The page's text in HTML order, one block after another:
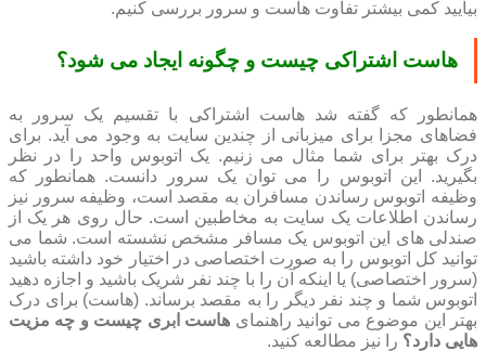
بیایید کمی بیشتر تفاوت هاست و سرور بررسی کنیم.
هاست اشتراکی چیست و چگونه ایجاد می شود؟
همانطور که گفته شد هاست اشتراکی با تقسیم یک سرور به
فضاهای مجزا برای میزبانی از چندین سایت به وجود می آید. برای
درک بهتر برای شما مثال می زنیم. یک اتوبوس واحد را در نظر
بگیرید. این اتوبوس را می توان یک سرور دانست. همانطور که
وظیفه اتوبوس رساندن مسافران به مقصد است، وظیفه سرور نیز
رساندن اطلاعات یک سایت به مخاطبین است. حال روی هر یک از
صندلی های این اتوبوس یک مسافر مشخص نشسته است. شما می
توانید کل اتوبوس را به صورت اختصاصی در اختیار خود داشته باشید
(سرور اختصاصی) یا اینکه آن را با چند نفر شریک باشید و اجازه دهید
اتوبوس شما و چند نفر دیگر را به مقصد برساند. (هاست) برای درک
بهتر این موضوع می توانید راهنمای هاست ابری چیست و چه مزیت
هایی دارد؟ را نیز مطالعه کنید.